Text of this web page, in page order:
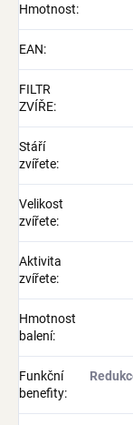
Hmotnost:
EAN:
FILTR
ZVÍŘE:
Stáří
zvířete:
Velikost
zvířete:
Aktivita
zvířete:
Hmotnost
balení:
Funkční
benefity: